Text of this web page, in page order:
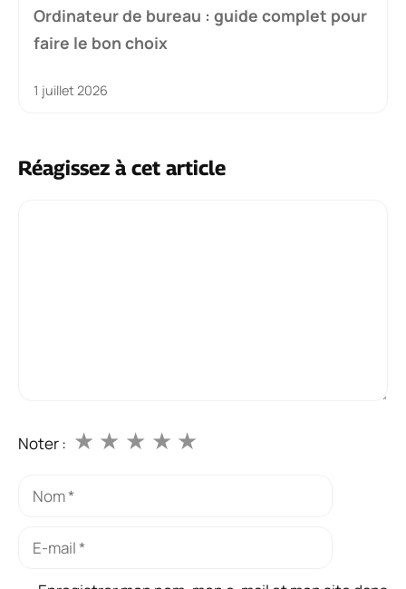
Ordinateur de bureau : guide complet pour
faire le bon choix
1 juillet 2026
Réagissez à cet article
Noter : ★
★
★
★
★
Nom